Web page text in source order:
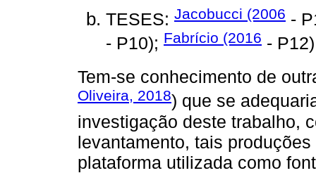
TESES: Jacobucci (2006 -
- P10); Fabrício (2016 -
Tem-se conhecimento de
Oliveira, 2018) que se
investigação deste trabalho,
levantamento, tais
plataforma utilizada como